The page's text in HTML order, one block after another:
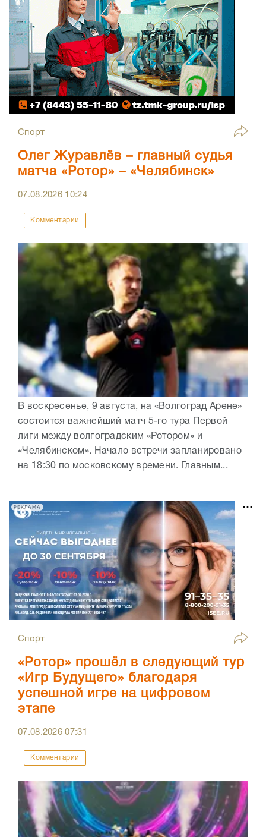
Спорт
Олег Журавлёв – главный судья
матча «Ротор» – «Челябинск»
07.08.2026 10:24
Комментарии
В воскресенье, 9 августа, на «Волгоград Арене»
состоится важнейший матч 5-го тура Первой
лиги между волгоградским «Ротором» и
«Челябинском». Начало встречи запланировано
на 18:30 по московскому времени. Главным...
РЕКЛАМА
Спорт
«Ротор» прошёл в следующий тур
«Игр Будущего» благодаря
успешной игре на цифровом
этапе
07.08.202607:31
Комментарии